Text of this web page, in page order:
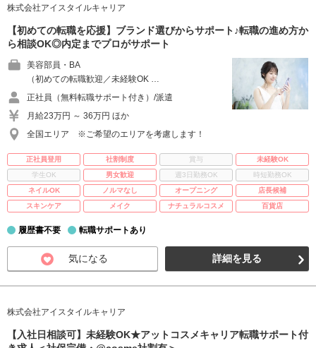
株式会社アイスタイルキャリア
【初めての転職を応援】ブランド選びからサポート♪転職の進め方か
ら相談OK◎内定までプロがサポート
美容部員・BA
（初めての転職歓迎／未経験OK …
正社員（無料転職サポート付き）/派遣
月給23万円 ～ 36万円 ほか
全国エリア ※ご希望のエリアを考慮します！
正社員登用 社割制度 賞与
未経験OK
学生OK
男女歓迎 週3日勤務OK
時短勤務OK
ネイルOK
ノルマなし オープニング
店長候補
スキンケア
メイク ナチュラルコスメ 百貨店
履歴書不要 転職サポートあり
気になる 詳細を見る
株式会社アイスタイルキャリア
【入社日相談可】未経験OK★アットコスメキャリア転職サポート付